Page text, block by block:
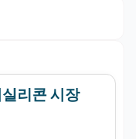
리콘 시장